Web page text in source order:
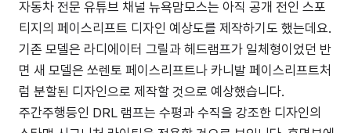
자동차 전문 유튜브 채널 뉴욕맘모스는 아직 공개 전인 스포
티지의 페이스리프트 디자인 예상도를 제작하기도 했는데요.
기존 모델은 라디에이터 그릴과 헤드램프가 일체형이었던 반
면 새 모델은 쏘렌토 페이스리프트나 카니발 페이스리프트처
럼 분할된 디자인으로 제작할 것으로 예상했습니다.
주간주행등인 DRL 램프는 수평과 수직을 강조한 디자인의